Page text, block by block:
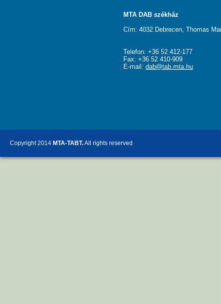
MTA DAB székház
Cím: 4032 Debrecen, Thomas
Telefon: +36 52 412-177
Fax: +36 52 410-909
E-mail: dab@tab.mta.hu
Copyright 2014 MTA-TABT.All rights reserved